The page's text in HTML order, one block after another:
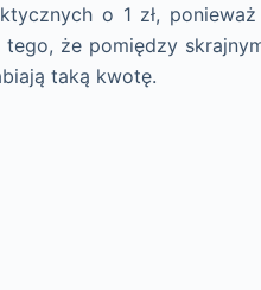
o 1 zł,
że pomiędzy
taką kwotę.